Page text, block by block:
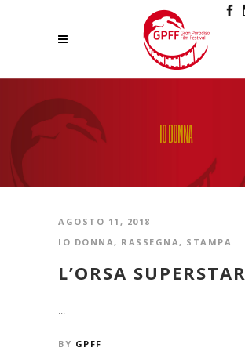
IO DONNA
AGOSTO 11, 2018
IO DONNA , RASSEGNA , STAMPA
L’ORSA SUPERSTAR
BY GPFF